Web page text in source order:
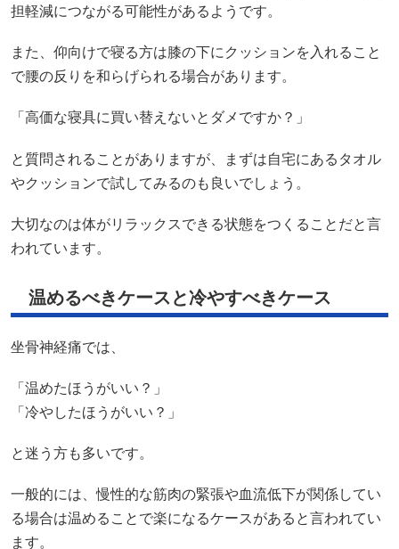
担軽減につながる可能性があるようです。
また、仰向けで寝る方は膝の下にクッションを入れること
で腰の反りを和らげられる場合があります。
「高価な寝具に買い替えないとダメですか？」
と質問されることがありますが、まずは自宅にあるタオル
やクッションで試してみるのも良いでしょう。
大切なのは体がリラックスできる状態をつくることだと言
われています。
温めるべきケースと冷やすべきケース
坐骨神経痛では、
「温めたほうがいい？」
「冷やしたほうがいい？」
と迷う方も多いです。
一般的には、慢性的な筋肉の緊張や血流低下が関係してい
る場合は温めることで楽になるケースがあると言われてい
ます。